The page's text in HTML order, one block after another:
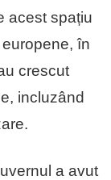
acest spațiu
în
crescut
incluzând
a avut